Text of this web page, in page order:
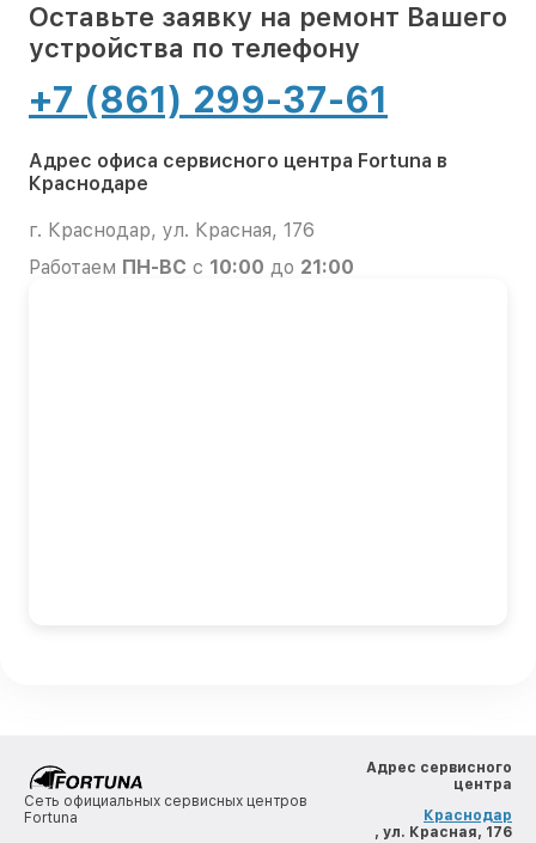
Оставьте заявку на ремонт Вашего
устройства по телефону
+7 (861) 299-37-61
Адрес офиса сервисного центра Fortuna в
Краснодаре
г. Краснодар, ул. Красная, 176
Работаем ПН-ВС с 10:00 до 21:00
Сеть официальных сервисных центров
Fortuna
Адрес сервисного
центра
Краснодар
, ул. Красная, 176